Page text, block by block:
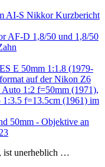
AI-S Nikkor Kurzbericht
AF-D 1,8/50 und 1,8/50
E 50mm 1:1.8 (1979-
auf der Nikon Z6
1:2 f=50mm (1971),
f=13.5cm (1961) im
50mm - Objektive an
ist unerheblich …